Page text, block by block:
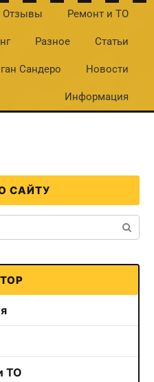
Отзывы Ремонт и ТО
Разное Статьи
Сандеро Новости
Информация
САЙТУ
ТО